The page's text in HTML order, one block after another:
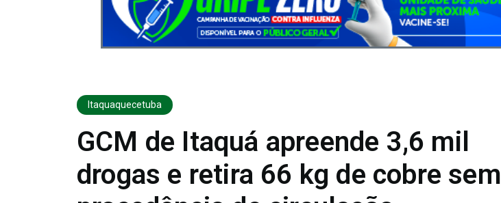
Itaquaquecetuba
GCM de Itaquá apreende 3,6 mil
drogas e retira 66 kg de cobre sem